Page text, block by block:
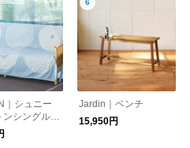
｜シュニー
ンシングルブ
キャンデ
Jardin｜ベンチ
15,950円